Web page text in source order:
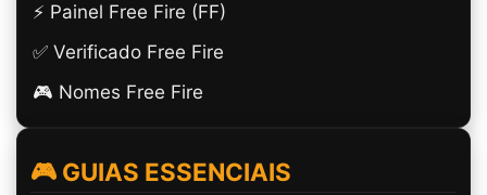
⚡ Painel Free Fire (FF)
✅ Verificado Free Fire
🎮 Nomes Free Fire
🎮 GUIAS ESSENCIAIS